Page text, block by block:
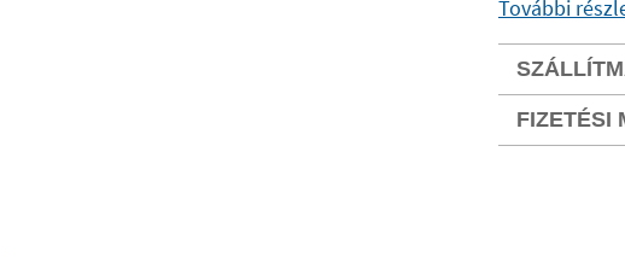
További
FIZETÉSI